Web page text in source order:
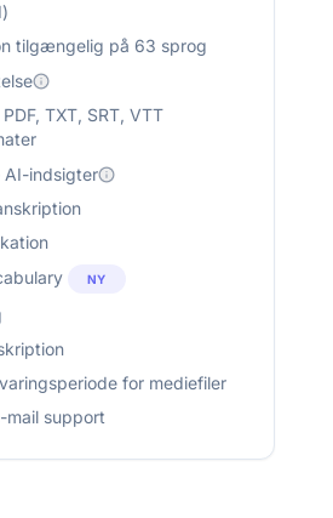
tilgængelig på 63 sprog
TXT, SRT, VTT
AI-indsigter
NY
for mediefiler
mail support